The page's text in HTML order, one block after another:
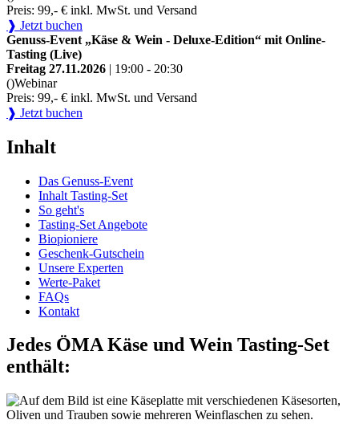
Preis: 99,- € inkl. MwSt. und Versand
❱ Jetzt buchen
Genuss-Event „Käse & Wein - Deluxe-Edition“ mit Online-
Tasting (Live)
Freitag 27.11.2026 | 19:00 - 20:30
()Webinar
Preis: 99,- € inkl. MwSt. und Versand
❱ Jetzt buchen
Inhalt
Das Genuss-Event
Inhalt Tasting-Set
So geht's
Tasting-Set Angebote
Biopioniere
Geschenk-Gutschein
Unsere Experten
Werte-Paket
FAQs
Kontakt
Jedes ÖMA Käse und Wein Tasting-Set
enthält: